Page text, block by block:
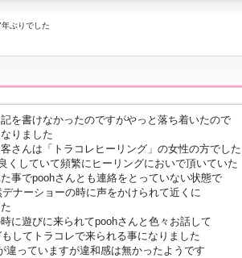
ぶりでした
を書けなかったのですがやっと落ち着いたので
りました
さんは「トラコレヒーリング」の女性の方でした
くしていて頻繁にヒーリングにおいで頂いていた
事でpoohさんとも連絡をとっていない状態で
ナーショーの時に声をかけられて近くに
に遊びに来られてpoohさんと色々お話して
してトラコレで来られる事になりました
違っていますが違和感は無かったようです